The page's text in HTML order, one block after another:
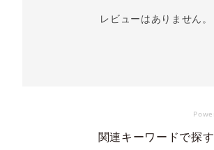
レビューはありません。
関連キーワードで探す